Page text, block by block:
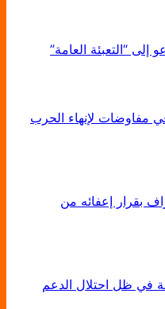
“التعبئة العامة”
مفاوضات لإنهاء الحرب
بقرار إعفائه من
في ظل احتلال الدعم